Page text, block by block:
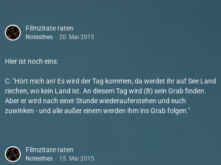
Filmzitate raten
Notesthes 20. Mai 2015
Hier ist noch eins:
C: "Hört mich an! Es wird der Tag kommen, da werdet ihr auf See Land
riechen, wo kein Land ist. An diesem Tag wird (B) sein Grab finden.
Aber er wird nach einer Stunde wiederauferstehen und euch
zuwinken - und alle außer einem werden ihm ins Grab folgen."
Filmzitate raten
Notesthes 15. Mai 2015